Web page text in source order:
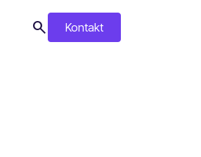
search Kontakt